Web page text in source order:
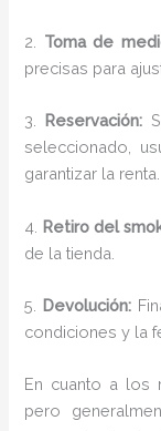
2. Toma de
precisas para
3. Reservación:
seleccionado,
garantizar la renta.
4. Retiro del
de la tienda.
5. Devolución:
condiciones y la
En cuanto a los
pero